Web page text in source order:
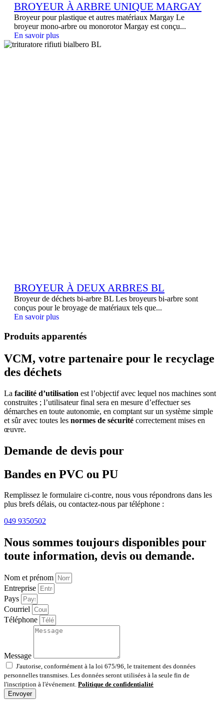
BROYEUR À ARBRE UNIQUE MARGAY
Broyeur pour plastique et autres matériaux Margay Le
broyeur mono-arbre ou monorotor Margay est conçu...
En savoir plus
BROYEUR À DEUX ARBRES BL
Broyeur de déchets bi-arbre BL Les broyeurs bi-arbre sont
conçus pour le broyage de matériaux tels que...
En savoir plus
Produits apparentés
VCM, votre partenaire pour le recyclage
des déchets
La facilité d’utilisation est l’objectif avec lequel nos machines sont
construites ; l’utilisateur final sera en mesure d’effectuer ses
démarches en toute autonomie, en comptant sur un système simple
et sûr avec toutes les normes de sécurité correctement mises en
œuvre.
Demande de devis pour
Bandes en PVC ou PU
Remplissez le formulaire ci-contre, nous vous répondrons dans les
plus brefs délais, ou contactez-nous par téléphone :
049 9350502
Nous sommes toujours disponibles pour
toute information, devis ou demande.
Nom et prénom
Entreprise
Pays
Courriel
Téléphone
Message
J'autorise, conformément à la loi 675/96, le traitement des données
personnelles transmises. Les données seront utilisées à la seule fin de
l'inscription à l'événement. Politique de confidentialité
Envoyer